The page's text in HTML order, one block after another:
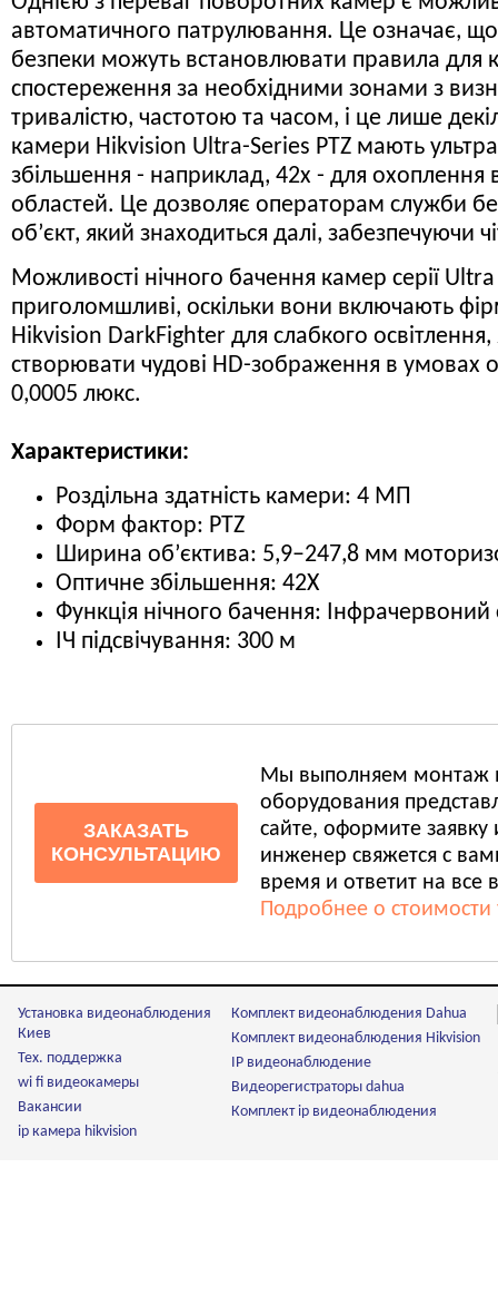
автоматичного патрулювання. Це означає,
безпеки можуть встановлювати правила для
спостереження за необхідними зонами з
тривалістю, частотою та часом, і це лише
камери Hikvision Ultra-Series PTZ мають
збільшення - наприклад, 42x - для охоплення
областей. Це дозволяє операторам служби
об’єкт, який знаходиться далі, забезпечуючи
Можливості нічного бачення камер серії
приголомшливі, оскільки вони включають
Hikvision DarkFighter для слабкого
створювати чудові HD-зображення в умовах
0,0005 люкс.
Характеристики:
Роздільна здатність камери: 4 МП
Форм фактор: PTZ
Ширина об’єктива: 5,9–247,8 мм
Оптичне збільшення: 42X
Функція нічного бачення: Інфрачервоний
ІЧ підсвічування: 300 м
ЗАКАЗАТЬ
КОНСУЛЬТАЦИЮ
Мы выполняем монтаж
оборудования
сайте, оформите
инженер свяжется с
время и ответит на все
Подробнее о стоимости
Установка видеонаблюдения
Киев
Тех. поддержка
wi fi видеокамеры
Вакансии
ip камера hikvision
Комплект видеонаблюдения Dahua
Комплект видеонаблюдения Hikvision
IP видеонаблюдение
Видеорегистраторы dahua
Комплект ip видеонаблюдения